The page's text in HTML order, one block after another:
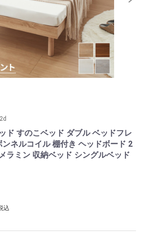
ド すのこベッド ダブル ベッドフレ
ネルコイル 棚付き ヘッドボード 2
ラミン 収納ベッド シングルベッド
込